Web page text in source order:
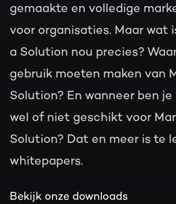
gemaakte en volledige
voor organisaties. Maar wat
a Solution nou precies?
gebruik moeten maken van
Solution? En wanneer ben
wel of niet geschikt voor
Solution? Dat en meer is te
whitepapers.
Bekijk onze downloads